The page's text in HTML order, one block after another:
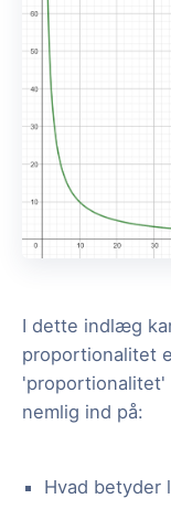
I dette indlæg
proportionalitet
'proportionalitet'
nemlig ind på:
Hvad betyder